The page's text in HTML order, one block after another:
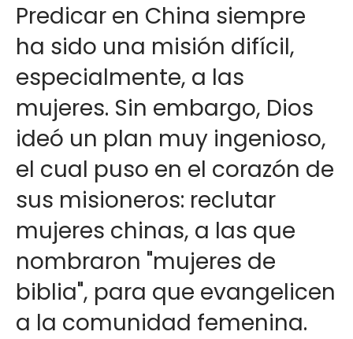
Predicar en China siempre
ha sido una misión difícil,
especialmente, a las
mujeres. Sin embargo, Dios
ideó un plan muy ingenioso,
el cual puso en el corazón de
sus misioneros: reclutar
mujeres chinas, a las que
nombraron "mujeres de
biblia", para que evangelicen
a la comunidad femenina.